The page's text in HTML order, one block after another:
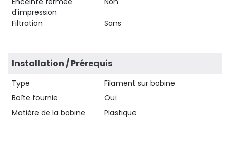
d'impression
Filtration Sans
Installation / Prérequis
Type
Filament sur bobine
Boîte fournie
Oui
Matière de la bobine
Plastique